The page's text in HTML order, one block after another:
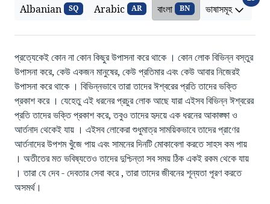
Albanian SQ Arabic AR বাংলা BN ভাষাসমূহ
প্রত্যেকেই কোন না কোন কিছুর উপাসনা করে থাকে । কোন লোক বিভিন্ন বস্তুর
উপাসনা করে, কেউ একজন মানুষের, কেউ প্রতিমার এবং কেউ আবার নিজেরই
উপাসনা করে থাকে । বিভিন্নভাবে তারা তাদের ঈশ্বরের প্রতি তাদের ভক্তি
প্রকাশ করে । যেহেতু এই ধরনের প্রচুর লোক আছে যারা এইসব বিভিন্ন ঈশ্বরের
প্রতি তাদের ভক্তি প্রকাশ করে, তবুও তাদের হৃদয়ে এক ধরনের আকাঙ্ক্ষা ও
আর্তনাদ থেকেই যায় । এইসব লোকেরা শুধুমাত্র সাময়িকভাবে তাদের প্রাণের
আর্তনাদের উপশম খুঁজে পায় এবং সামনের দিনটি মোকাবেলা করতে সাহস কম পায়
। অতীতের মত ভবিষ্যতেও তাদের দুশ্চিন্তা সব সময় ঠিক একই রকম থেকে যায়
। তারা যে দেব - দেবতার সেবা করে , তারা তাদের জীবনের শূন্যতা পূরণ করতে
অসমর্থ।